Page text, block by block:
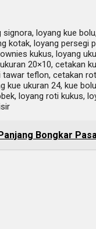
loyang kue
kotak, loyang persegi
kukus, loyang
20×10, cetakan
teflon, cetakan
kue ukuran 24, kue
loyang roti kukus,
Bongkar